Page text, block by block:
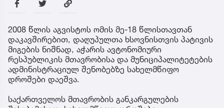
2008 წლის აგვისტოს ომის მე-18 წლისთავთან
დაკავშირებით, დაღუპულთა ხსოვნისთვის პატივის
მიგების ნიშნად, აჭარის ავტონომიური
რესპუბლიკის მთავრობისა და მუნიციპალიტეტების
ადმინისტრაციულ შენობებზე სახელმწიფო
დროშები დაეშვა.
საქართველოს მთავრობის განკარგულების